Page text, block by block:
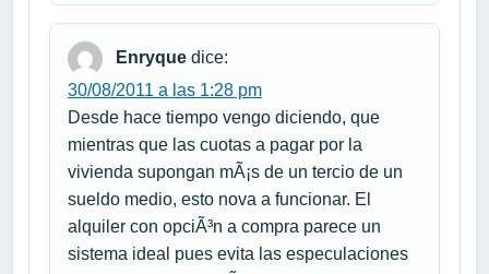
Enryque dice:
30/08/2011 a las 1:28 pm
Desde hace tiempo vengo diciendo, que
mientras que las cuotas a pagar por la
vivienda supongan mÃ¡s de un tercio de un
sueldo medio, esto nova a funcionar. El
alquiler con opciÃ³n a compra parece un
sistema ideal pues evita las especulaciones